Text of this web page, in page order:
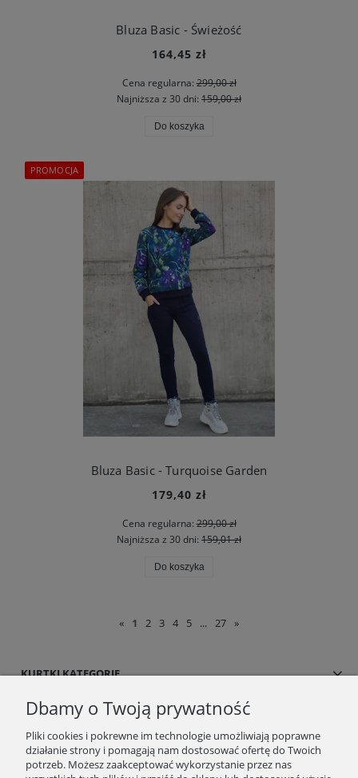
Bluza Basic - Świeżość
164,45 zł
Cena regularna:299,00 zł
Najniższa z 30 dni: 159,00 zł
Do koszyka
Bluza Basic - Turquoise Garden
179,40 zł
Cena regularna:299,00 zł
Najniższa z 30 dni: 159,01 zł
Do koszyka
PROMOCJA
« 1 2 3 4 5 ... 27 »
KURTKI KATEGORIE
SUKIENKI/SPÓDNICE
BLOG/NEWSY
Dbamy o Twoją prywatność
Pliki cookies i pokrewne im technologie umożliwiają poprawne
działanie strony i pomagają nam dostosować ofertę do Twoich
potrzeb. Możesz zaakceptować wykorzystanie przez nas